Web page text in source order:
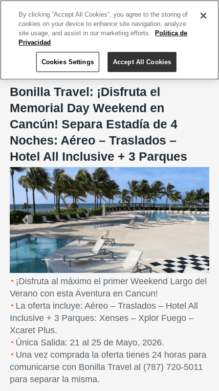
Bonilla Travel
Bonilla Travel: ¡Disfruta el
Memorial Day Weekend en
Cancún! Separa Estadía de 4
Noches: Aéreo – Traslados –
Hotel All Inclusive + 3 Parques
Previous Next
¡Disfruta al máximo el primer Weekend Largo del
Verano con esta Aventura en Cancun!
La oferta incluye: Aéreo – Traslados – Hotel All
Inclusive + 3 Parques: Xenses – Xplor Fuego –
Xcaret Plus.
Única Salida: 21 al 25 de Mayo, 2026.
Una vez comprada la oferta tienes 24 horas para
comunicarse con Bonilla Travel al (787) 720-5011
para separar la misma.
By clicking “Accept All Cookies”, you agree to the storing of
cookies on your device to enhance site navigation, analyze
site usage, and assist in our marketing efforts.
Politica de
Privacidad
Cookies Settings Accept All Cookies